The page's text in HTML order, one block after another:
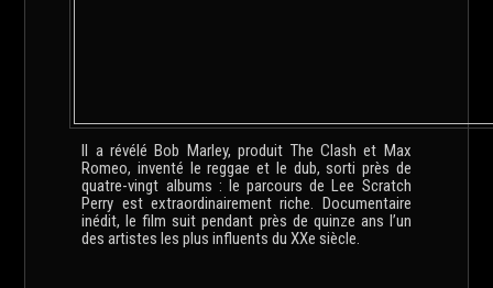
Il a révélé Bob Marley, produit The Clash et Max
Romeo, inventé le reggae et le dub, sorti près de
quatre-vingt albums : le parcours de Lee Scratch
Perry est extraordinairement riche. Documentaire
inédit, le film suit pendant près de quinze ans l’un
des artistes les plus influents du XXe siècle.